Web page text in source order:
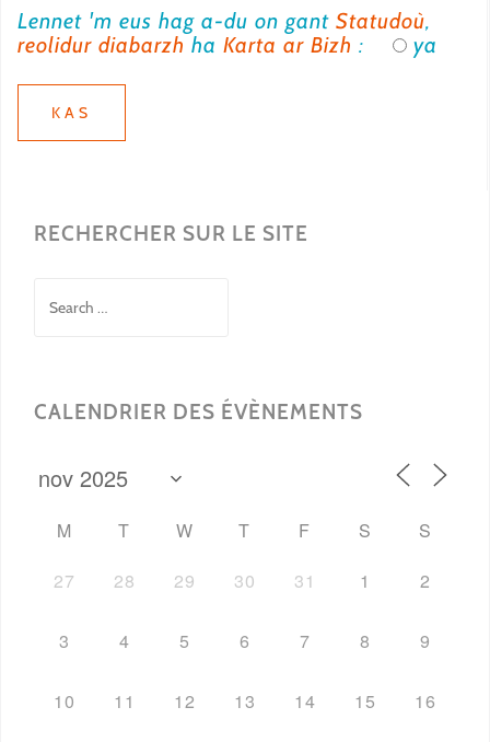
Lennet 'm eus hag a-du on gant Statudoù,
reolidur diabarzh ha Karta ar Bizh : ya
RECHERCHER SUR LE SITE
for:
CALENDRIER DES ÉVÈNEMENTS
M T W T F S
S
27
28 29 30 31 1 2
3 4 5 6 7 8 9
10 11 12 13 14 15 16